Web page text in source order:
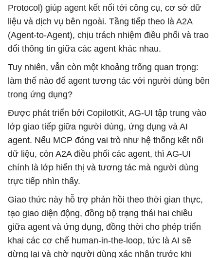
Protocol) giúp agent kết nối tới công cụ, cơ sở dữ
liệu và dịch vụ bên ngoài. Tầng tiếp theo là A2A
(Agent-to-Agent), chịu trách nhiệm điều phối và trao
đổi thông tin giữa các agent khác nhau.
Tuy nhiên, vẫn còn một khoảng trống quan trọng:
làm thế nào để agent tương tác với người dùng bên
trong ứng dụng?
Được phát triển bởi CopilotKit, AG-UI tập trung vào
lớp giao tiếp giữa người dùng, ứng dụng và AI
agent. Nếu MCP đóng vai trò như hệ thống kết nối
dữ liệu, còn A2A điều phối các agent, thì AG-UI
chính là lớp hiển thị và tương tác mà người dùng
trực tiếp nhìn thấy.
Giao thức này hỗ trợ phản hồi theo thời gian thực,
tạo giao diện động, đồng bộ trạng thái hai chiều
giữa agent và ứng dụng, đồng thời cho phép triển
khai các cơ chế human-in-the-loop, tức là AI sẽ
dừng lại và chờ người dùng xác nhận trước khi